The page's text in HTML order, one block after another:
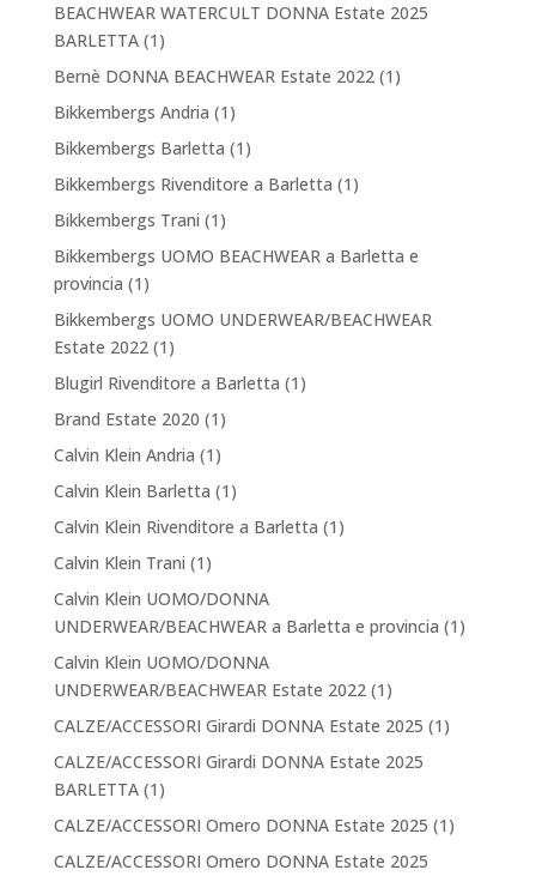
BEACHWEAR WATERCULT DONNA Estate 2025
BARLETTA(1)
Bernè DONNA BEACHWEAR Estate 2022(1)
Bikkembergs Andria (1)
Bikkembergs Barletta (1)
Bikkembergs Rivenditore a Barletta (1)
Bikkembergs Trani (1)
Bikkembergs UOMO BEACHWEAR a Barletta e
provincia (1)
Bikkembergs UOMO UNDERWEAR/BEACHWEAR
Estate 2022(1)
Blugirl Rivenditore a Barletta (1)
Brand Estate 2020 (1)
Calvin Klein Andria (1)
Calvin Klein Barletta (1)
Calvin Klein Rivenditore a Barletta (1)
Calvin Klein Trani (1)
Calvin Klein UOMO/DONNA
UNDERWEAR/BEACHWEAR a Barletta e provincia (1)
Calvin Klein UOMO/DONNA
UNDERWEAR/BEACHWEAR Estate 2022(1)
CALZE/ACCESSORI Girardi DONNA Estate 2025 (1)
CALZE/ACCESSORI Girardi DONNA Estate 2025
BARLETTA(1)
CALZE/ACCESSORI Omero DONNA Estate 2025 (1)
CALZE/ACCESSORI Omero DONNA Estate 2025